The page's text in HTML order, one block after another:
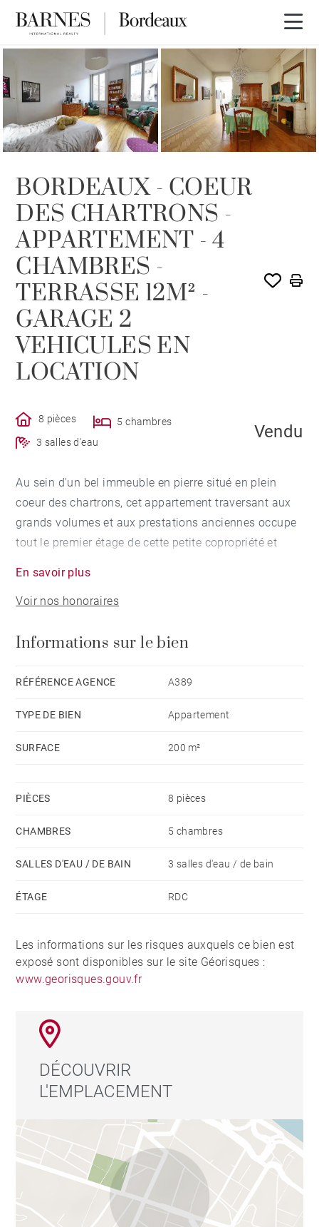
VENDU PAR BARNES
BORDEAUX - COEUR
DES CHARTRONS -
APPARTEMENT - 4
CHAMBRES -
TERRASSE 12M² -
GARAGE 2
VEHICULES EN
LOCATION
8 pièces
5 chambres
3 salles d'eau
Vendu
Au sein d'un bel immeuble en pierre situé en plein
coeur des chartrons, cet appartement traversant aux
grands volumes et aux prestations anciennes occupe
tout le premier étage de cette petite copropriété et
principale desservant un grand double séjour, un
passage sous verrière menant à la cuisine et l'arrière
utilisée en bureau. Une terrasse de 12 m² ainsi qu'un
complètent ce bien. Bel appartement aux prestations
chartrons, entre les quais et le jardin public.
En savoir plus
Voir nos honoraires
Informations sur le bien
RÉFÉRENCE AGENCE A389
TYPE DE BIEN Appartement
SURFACE 200 m²
PIÈCES 8 pièces
CHAMBRES 5 chambres
SALLES D'EAU / DE BAIN 3 salles d'eau / de bain
ÉTAGE RDC
Les informations sur les risques auxquels ce bien est
exposé sont disponibles sur le site Géorisques :
www.georisques.gouv.fr
DÉCOUVRIR
L'EMPLACEMENT